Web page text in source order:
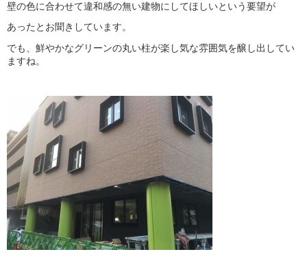
壁の色に合わせて違和感の無い建物にしてほしいという要望が
あったとお聞きしています。
でも、鮮やかなグリーンの丸い柱が楽し気な雰囲気を醸し出してい
ますね。